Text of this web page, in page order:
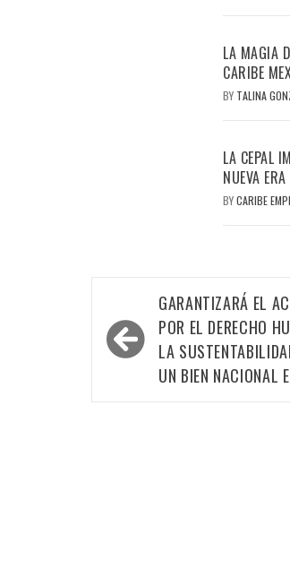
LA MAGIA
CARIBE
BY TALINA
LA CEPAL
NUEVA
BYCARIBE
Navegación
de
entradas
GARANTIZARÁ EL
POR EL DERECHO
LA
UN BIEN NACIONAL